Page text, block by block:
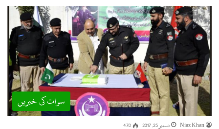
سوات کی خبریں
Niaz Khan دسمبر 25, 2017 470